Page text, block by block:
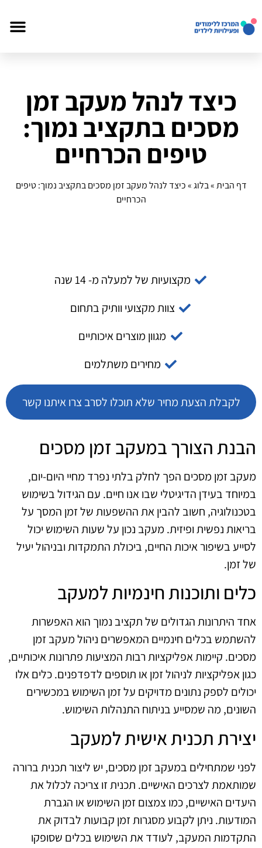
כיצד לנהל מעקב זמן
מסכים בתקציב נמוך:
טיפים הכרחיים
דף הבית»בלוג»כיצד לנהל מעקב זמן מסכים בתקציב נמוך: טיפים
הכרחיים
מקצועיות של למעלה מ- 14 שנה
צוות מקצועי וותיק בתחום
מגוון מוצרים איכותיים
מחירים משתלמים
לקבלת הצעת מחיר שלא תוכלו לסרב צרו איתנו קשר
הבנת הצורך במעקב זמן מסכים
מעקב זמן מסכים הפך לחלק בלתי נפרד מחיי היום-יום,
במיוחד בעידן הדיגיטלי שבו אנו חיים. עם הגידול בשימוש
בטכנולוגיה, חשוב להבין את ההשפעות של זמן המסך על
בריאות נפשית ופיזית. מעקב נכון על שעות השימוש יכול
לסייע בשיפור איכות החיים, ביכולת התמקדות ובניהול יעיל
של זמן.
כלים ותוכנות חינמיות למעקב
אחד היתרונות הגדולים של תקציב נמוך הוא האפשרות
להשתמש בכלים חינמיים המאפשרים ניהול מעקב זמן
מסכים. קיימות אפליקציות רבות המציעות פתרונות איכותיים,
כגון אפליקציות לניהול זמן או תוספים לדפדפנים. כלים אלו
יכולים לספק נתונים מדויקים על זמן השימוש במכשירים
השונים, מה שמסייע בניתוח התנהלות השימוש.
יצירת תכנית אישית למעקב
לפני שמתחילים במעקב זמן מסכים, יש ליצור תכנית ברורה
שמותאמת לצרכים האישיים. תכנית זו צריכה לכלול את
היעדים האישיים, כמו צמצום זמן השימוש או הגברת
המודעות. ניתן לקבוע מסגרות זמן קבועות לבדוק את
התקדמות המעקב, לעודד את השימוש בכלים שסופקו